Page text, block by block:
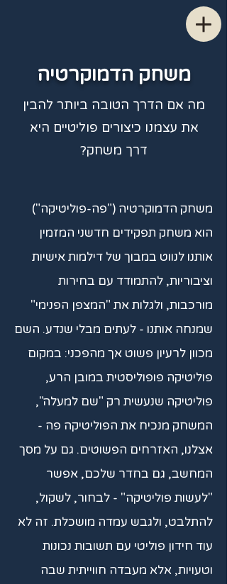
משחק הדמוקרטיה
מה אם הדרך הטובה ביותר להבין
את עצמנו כיצורים פוליטיים היא
דרך משחק?
משחק הדמוקרטיה ("פה-פוליטיקה")
הוא משחק תפקידים חדשני המזמין
אותנו לנווט במבוך של דילמות אישיות
וציבוריות, להתמודד עם בחירות
מורכבות, ולגלות את "המצפן הפנימי"
שמנחה אותנו - לעתים מבלי שנדע. השם
מכוון לרעיון פשוט אך מהפכני: במקום
פוליטיקה פופוליסטית במובן הרע,
פוליטיקה שנעשית רק "שם למעלה",
המשחק מנכיח את הפוליטיקה פה -
אצלנו, האזרחים הפשוטים. גם על מסך
המחשב, גם בחדר שלכם, אפשר
"לעשות פוליטיקה" - לבחור, לשקול,
להתלבט, ולגבש עמדה מושכלת. זה לא
עוד חידון פוליטי עם תשובות נכונות
וטעויות, אלא מעבדה חווייתית שבה